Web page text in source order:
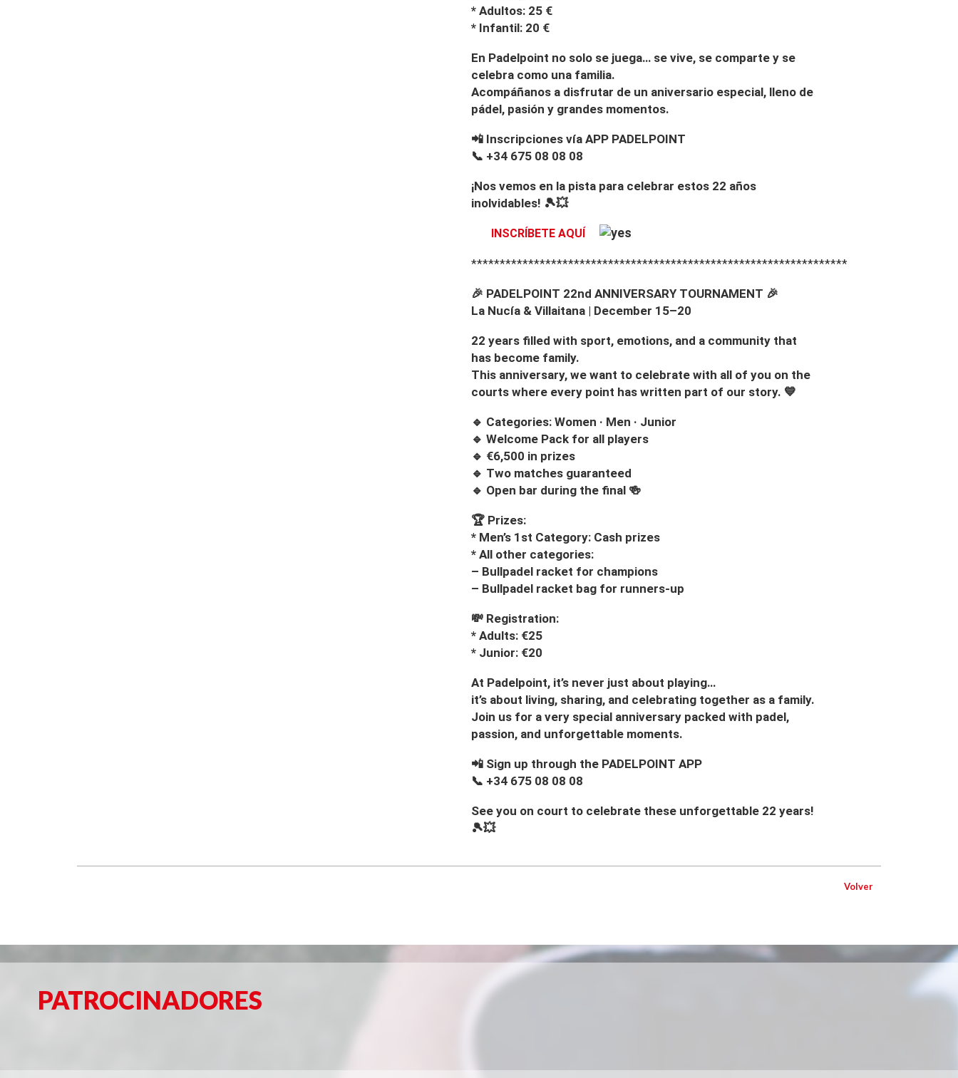
* Adultos: 25 €
* Infantil: 20 €
En Padelpoint no solo se juega… se vive, se comparte y se
celebra como una familia.
Acompáñanos a disfrutar de un aniversario especial, lleno de
pádel, pasión y grandes momentos.
📲 Inscripciones vía APP PADELPOINT
📞 +34 675 08 08 08
¡Nos vemos en la pista para celebrar estos 22 años
inolvidables! 🎾💥
INSCRÍBETE AQUÍ
******************************************************************
🎉 PADELPOINT 22nd ANNIVERSARY TOURNAMENT 🎉
La Nucía & Villaitana | December 15–20
22 years filled with sport, emotions, and a community that
has become family.
This anniversary, we want to celebrate with all of you on the
courts where every point has written part of our story. 💙
🔹 Categories: Women · Men · Junior
🔹 Welcome Pack for all players
🔹 €6,500 in prizes
🔹 Two matches guaranteed
🔹 Open bar during the final 🍻
🏆 Prizes:
* Men’s 1st Category: Cash prizes
* All other categories:
– Bullpadel racket for champions
– Bullpadel racket bag for runners-up
💸 Registration:
* Adults: €25
* Junior: €20
At Padelpoint, it’s never just about playing…
it’s about living, sharing, and celebrating together as a family.
Join us for a very special anniversary packed with padel,
passion, and unforgettable moments.
📲 Sign up through the PADELPOINT APP
📞 +34 675 08 08 08
See you on court to celebrate these unforgettable 22 years!
🎾💥
Volver
PATROCINADORES